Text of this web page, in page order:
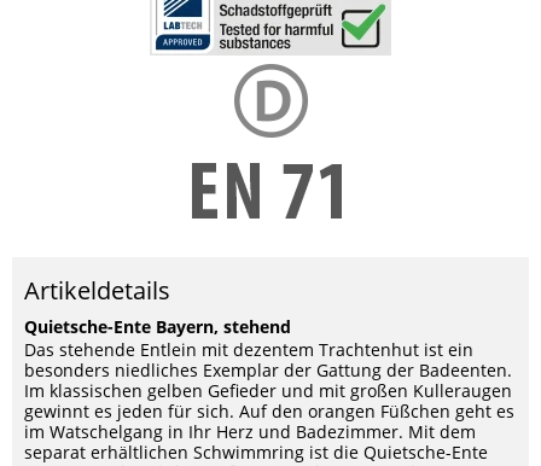
Artikeldetails
Quietsche-Ente Bayern, stehend
Das stehende Entlein mit dezentem Trachtenhut ist ein
besonders niedliches Exemplar der Gattung der Badeenten.
Im klassischen gelben Gefieder und mit großen Kulleraugen
gewinnt es jeden für sich. Auf den orangen Füßchen geht es
im Watschelgang in Ihr Herz und Badezimmer. Mit dem
separat erhältlichen Schwimmring ist die Quietsche-Ente